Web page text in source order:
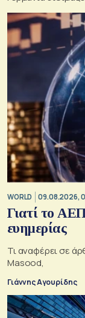
WORLD 09.08.2026,
Γιατί το ΑΕΠ
ευημερίας
Τι αναφέρει σε
Masood,
Γιάννης Αγουρίδης